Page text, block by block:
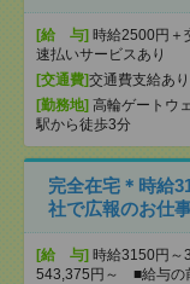
[給 与] 時給2500円
速払いサービスあり
[交通費]交通費支給あり
[勤務地] 高輪ゲートウ
駅から徒歩3分
完全在宅＊時給
社で広報のお仕
[給 与] 時給3150円～
543,375円～ ■給与の